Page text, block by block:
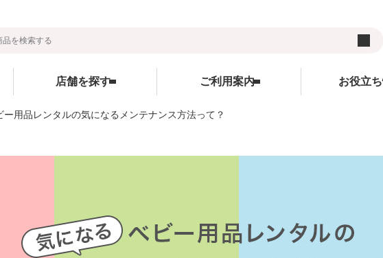
団
ア
店舗を探す ご利用案内
在庫表示について
各種割引特典について
サイトについて
お役立
ー用品レンタルの気になるメンテナンス方法って？